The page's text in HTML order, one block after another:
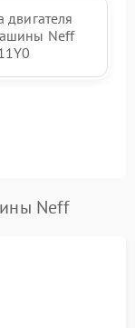
двигателя
Neff
Neff